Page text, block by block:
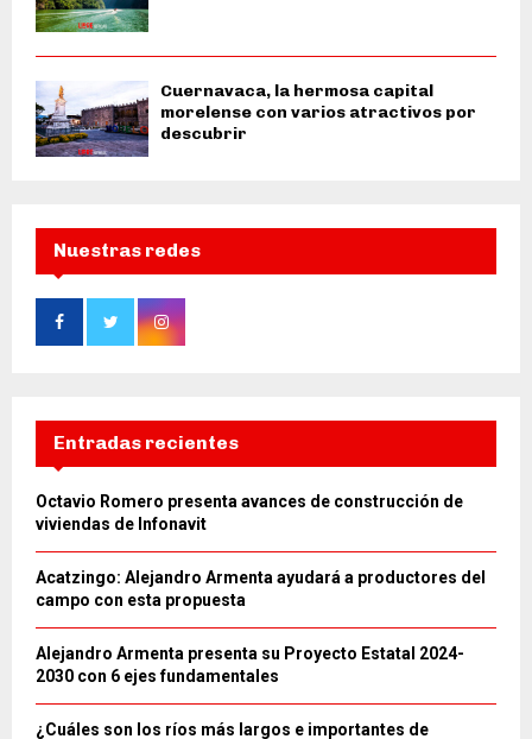
Cuernavaca, la hermosa capital
morelense con varios atractivos por
descubrir
Nuestras redes
Entradas recientes
Octavio Romero presenta avances de construcción de
viviendas de Infonavit
Acatzingo: Alejandro Armenta ayudará a productores del
campo con esta propuesta
Alejandro Armenta presenta su Proyecto Estatal 2024-
2030 con 6 ejes fundamentales
¿Cuáles son los ríos más largos e importantes de